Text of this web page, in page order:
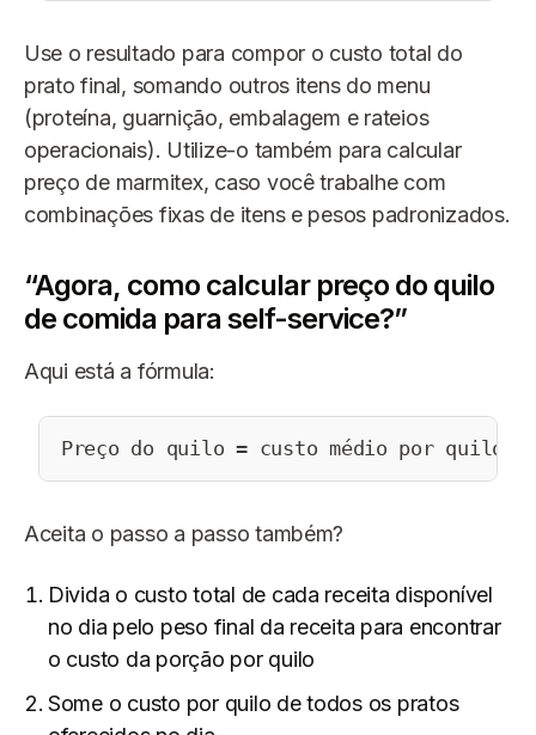
Use o resultado para compor o custo total do
prato final, somando outros itens do menu
(proteína, guarnição, embalagem e rateios
operacionais). Utilize-o também para calcular
preço de marmitex, caso você trabalhe com
combinações fixas de itens e pesos padronizados.
“Agora, como calcular preço do quilo
de comida para self-service?”
Aqui está a fórmula:
Preço do quilo = custo médio por quilo ÷
Aceita o passo a passo também?
Divida o custo total de cada receita disponível
no dia pelo peso final da receita para encontrar
o custo da porção por quilo
Some o custo por quilo de todos os pratos